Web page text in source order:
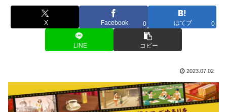
X Facebook 0 はてブ 0
LINE コピー
2023.07.02